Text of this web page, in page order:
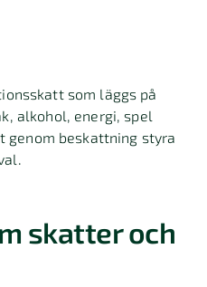
som läggs på
alkohol, energi, spel
genom beskattning styra
skatter och